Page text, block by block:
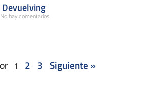
Devuelving
No hay comentarios
1 2 3 Siguiente »